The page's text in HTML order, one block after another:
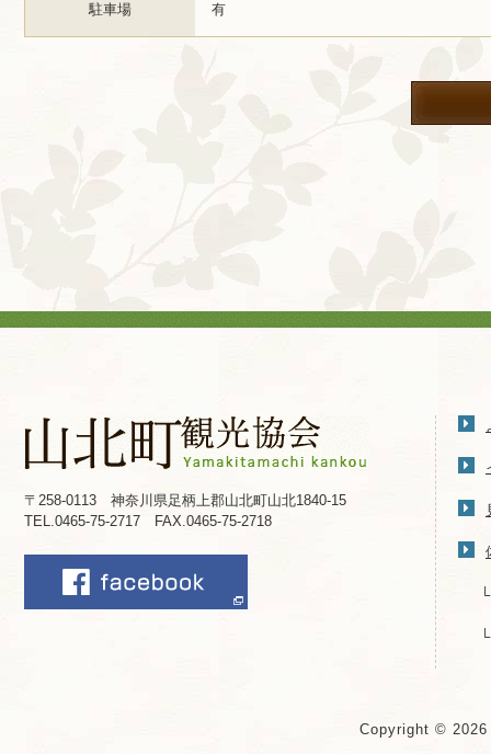
駐車場 有
〒258-0113 神奈川県足柄上郡山北町山北1840-15
TEL.0465-75-2717 FAX.0465-75-2718
Copyright © 2026